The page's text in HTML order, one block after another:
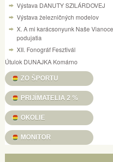
Výstava DANUTY SZILÁRDOVEJ
Výstava železničných modelov
X. A mi karácsonyunk Naše
podujatia
XII. Fonográf Fesztivál
Útulok DUNAJKA Komárno
ZO ŠPORTU
PRIJÍMATELIA 2 %
OKOLIE
MONITOR